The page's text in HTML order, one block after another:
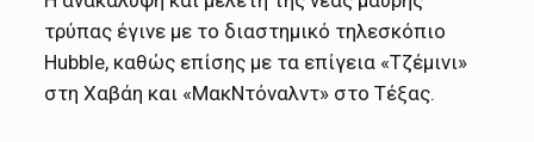
τρύπας έγινε με το διαστημικό τηλεσκόπιο
Hubble, καθώς επίσης με τα επίγεια «Τζέμινι»
στη Χαβάη και «ΜακΝτόναλντ» στο Τέξας.